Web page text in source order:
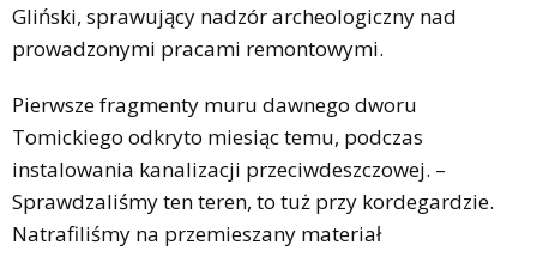
Gliński, sprawujący nadzór archeologiczny nad
prowadzonymi pracami remontowymi.
Pierwsze fragmenty muru dawnego dworu
Tomickiego odkryto miesiąc temu, podczas
instalowania kanalizacji przeciwdeszczowej. –
Sprawdzaliśmy ten teren, to tuż przy kordegardzie.
Natrafiliśmy na przemieszany materiał